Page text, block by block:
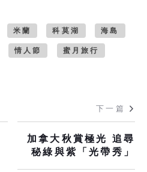
米蘭 科莫湖 海島
情人節 蜜月旅行
下一篇
加拿大秋賞極光 追尋
秘綠與紫「光帶秀」